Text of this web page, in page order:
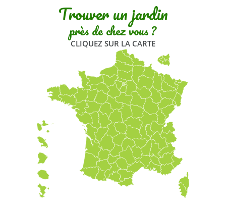
Trouver un jardin
près de chez vous ?
CLIQUEZ SUR LA CARTE